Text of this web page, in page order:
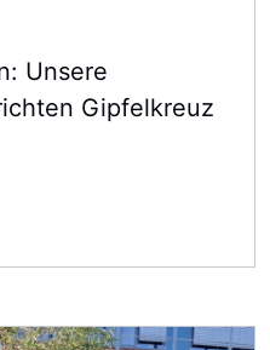
Unsere
Gipfelkreuz